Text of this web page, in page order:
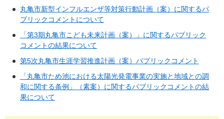
丸亀市新型インフルエンザ等対策行動計画（案）に関するパ
ブリックコメントについて
「第3期丸亀市こども未来計画（案）」に関するパブリック
コメントの結果について
第5次丸亀市生涯学習推進計画（案）パブリックコメント
「丸亀市ため池における太陽光発電事業の実施と地域との調
和に関する条例」（素案）に関するパブリックコメントの結
果について